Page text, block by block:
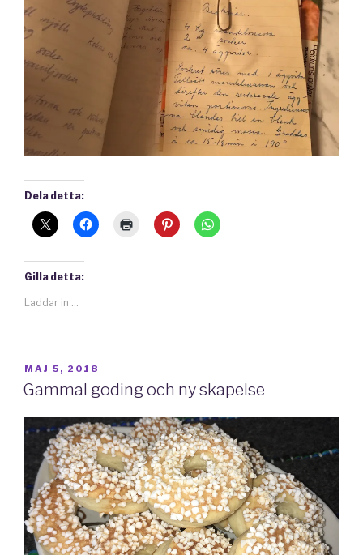
Dela detta:
Gilla detta:
Laddar in …
PUBLICERAT
MAJ 5, 2018
Gammal goding och ny skapelse